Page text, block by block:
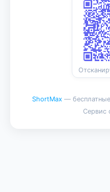
ShortMax —
Сервис